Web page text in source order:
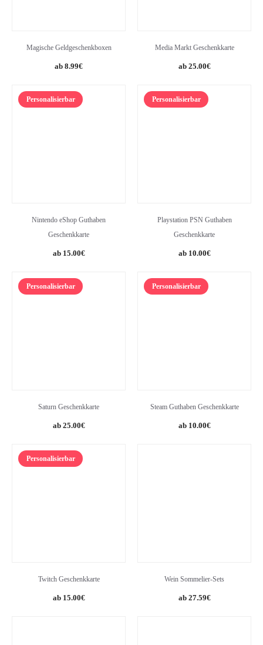
Magische Geldgeschenkboxen
8.99€
Media Markt Geschenkkarte
25.00€
Personalisierbar
Nintendo eShop Guthaben
Geschenkkarte
15.00€
Personalisierbar
Playstation PSN Guthaben
Geschenkkarte
10.00€
Personalisierbar
Saturn Geschenkkarte
25.00€
Personalisierbar
Steam Guthaben Geschenkkarte
10.00€
Personalisierbar
Twitch Geschenkkarte
15.00€
Wein Sommelier-Sets
Original
27.59€Current